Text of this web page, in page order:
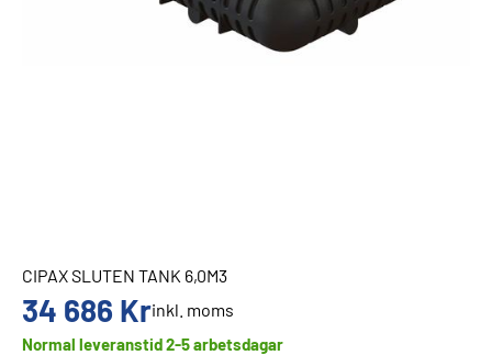
CIPAX SLUTEN TANK 6,0M3
34 686 Krinkl. moms
Normal leveranstid 2-5 arbetsdagar